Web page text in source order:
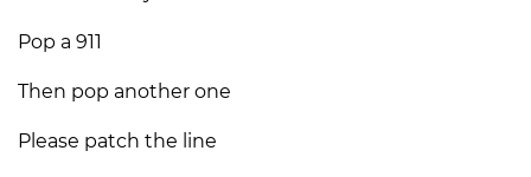
Pop a 911
Then pop another one
Please patch the line